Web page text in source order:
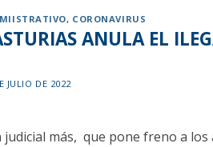
, CORONAVIRUS
ANULA EL
JULIO DE 2022
más, que pone freno a